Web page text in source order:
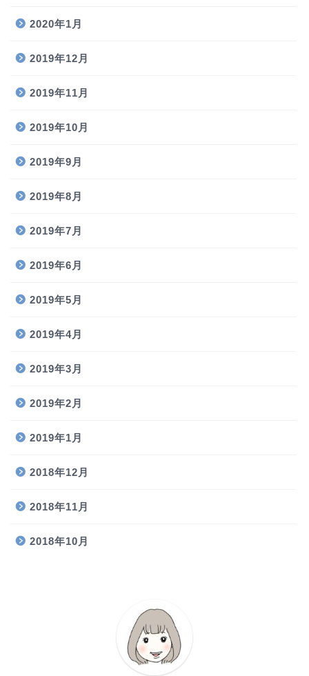
2020年1月
2019年12月
2019年11月
2019年10月
2019年9月
2019年8月
2019年7月
2019年6月
2019年5月
2019年4月
2019年3月
2019年2月
2019年1月
2018年12月
2018年11月
2018年10月